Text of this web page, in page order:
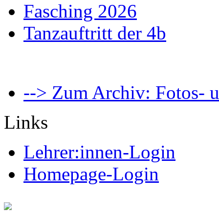
Fasching 2026
Tanzauftritt der 4b
--> Zum Archiv: Fotos-
Links
Lehrer:innen-Login
Homepage-Login